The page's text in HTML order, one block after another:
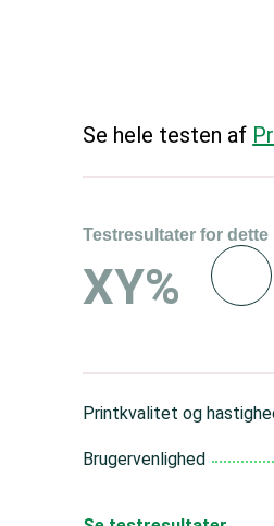
Se hele testen af
Testresultater for
XY%
Printkvalitet og
Brugervenlighed